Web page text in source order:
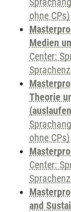
ohne CPs)
Medien
Center:
Theorie
ohne CPs)
Center:
and